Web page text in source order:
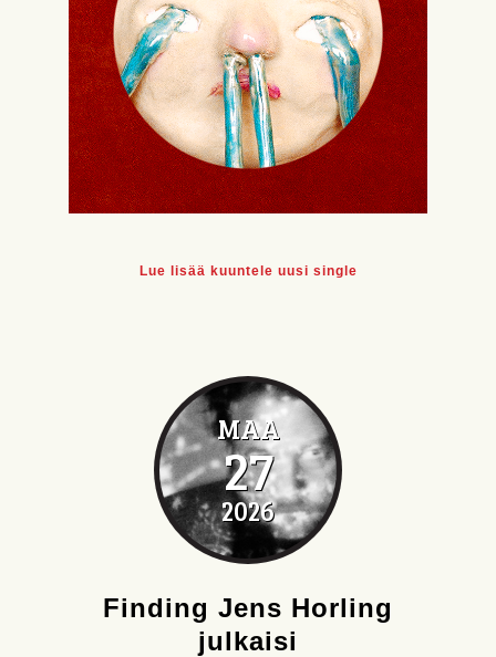
Lue lisää kuuntele uusi single
MAA
27
2026
Finding Jens Horling
julkaisi